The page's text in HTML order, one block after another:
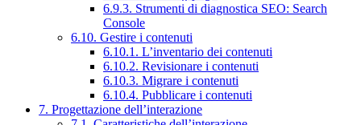
6.9.3. Strumenti di diagnostica SEO: Search
Console
6.10. Gestire i contenuti
6.10.1. L’inventario dei contenuti
6.10.2. Revisionare i contenuti
6.10.3. Migrare i contenuti
6.10.4. Pubblicare i contenuti
7. Progettazione dell’interazione